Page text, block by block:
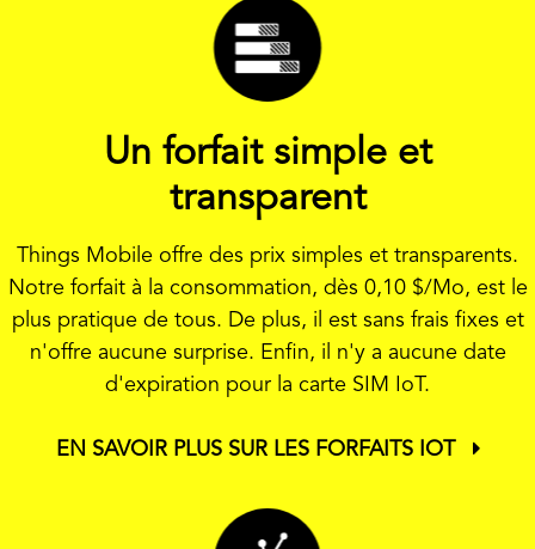
Un forfait simple et
transparent
Things Mobile offre des prix simples et transparents.
Notre forfait à la consommation, dès 0,10 $/Mo, est le
plus pratique de tous. De plus, il est sans frais fixes et
n'offre aucune surprise. Enfin, il n'y a aucune date
d'expiration pour la carte SIM IoT.
EN SAVOIR PLUS SUR LES FORFAITS IOT